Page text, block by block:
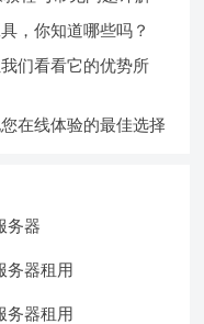
，你知道哪些吗？
们看看它的优势所
在线体验的最佳选择
务器
务器租用
务器租用